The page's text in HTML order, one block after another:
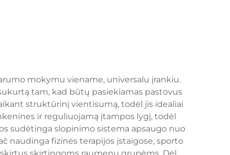
mokymu viename, universalu įrankiu.
tam, kad būtų pasiekiamas pastovus
struktūrinį vientisumą, todėl jis idealiai
ir reguliuojamą įtampos lygį, todėl
sudėtinga slopinimo sistema apsaugo nuo
naudinga fizinės terapijos įstaigose, sporto